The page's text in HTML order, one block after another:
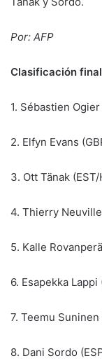
Por: AFP
Clasificación
1. Sébastien
2. Elfyn Evans
3. Ott Tänak
4. Thierry
5. Kalle
6. Esapekka
7. Teemu
8. Dani Sordo